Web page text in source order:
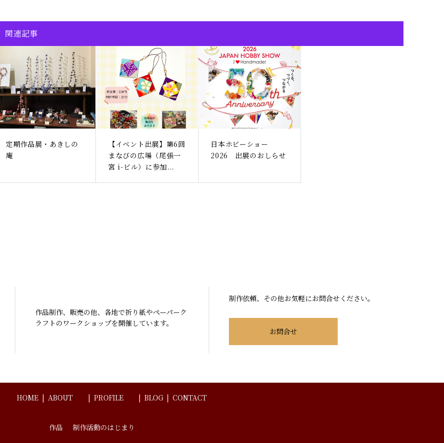
関連記事
定期作品展・あきしの
庵
【イベント出展】第6回
まなびの広場（尾張一
宮 i-ビル）に参加...
日本ホビーショー
2026 出展のおしらせ
作品制作、販売の他、各地で折り紙やペーパーク
ラフトのワークショップを開催しています。
制作依頼、その他お気軽にお問合せください。
お問合せ
HOME ABOUT
作品
PROFILE
制作活動のはじまり
BLOG CONTACT